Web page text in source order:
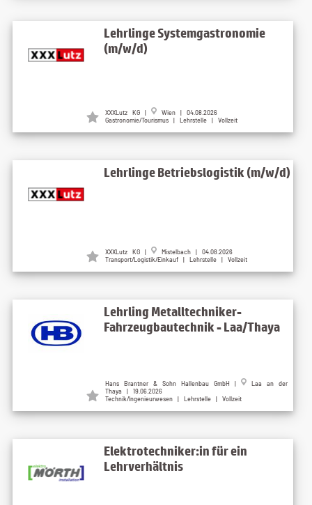
Lehrlinge Systemgastronomie
(m/w/d)
XXXLutz KG |
Wien | 04.08.2026
Gastronomie/Tourismus | Lehrstelle | Vollzeit
Lehrlinge Betriebslogistik (m/w/d)
XXXLutz KG |
Mistelbach | 04.08.2026
Transport/Logistik/Einkauf | Lehrstelle | Vollzeit
Lehrling Metalltechniker-
Fahrzeugbautechnik - Laa/Thaya
Hans Brantner & Sohn Hallenbau GmbH |
Laa an der
Thaya | 19.06.2026
Technik/Ingenieurwesen | Lehrstelle | Vollzeit
Elektrotechniker:in für ein
Lehrverhältnis